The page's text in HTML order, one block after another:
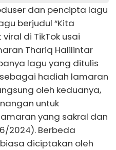
dan pencipta lagu
berjudul “Kita
di TikTok usai
Thariq Halilintar
lagu yang ditulis
hadiah lamaran
oleh keduanya,
untuk
yang sakral dan
2024). Berbeda
diciptakan oleh